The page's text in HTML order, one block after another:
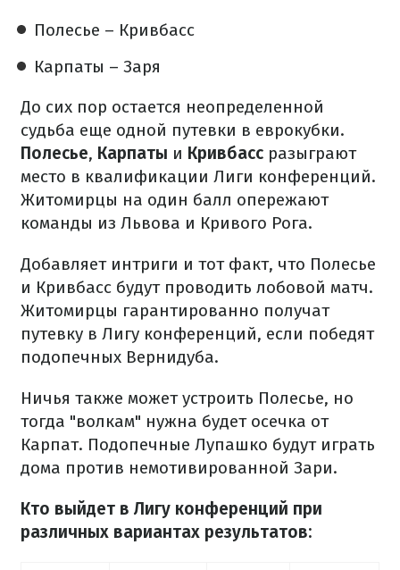
Полесье – Кривбасс
Карпаты – Заря
До сих пор остается неопределенной
судьба еще одной путевки в еврокубки.
Полесье, Карпаты и Кривбасс разыграют
место в квалификации Лиги конференций.
Житомирцы на один балл опережают
команды из Львова и Кривого Рога.
Добавляет интриги и тот факт, что Полесье
и Кривбасс будут проводить лобовой матч.
Житомирцы гарантированно получат
путевку в Лигу конференций, если победят
подопечных Вернидуба.
Ничья также может устроить Полесье, но
тогда "волкам" нужна будет осечка от
Карпат. Подопечные Лупашко будут играть
дома против немотивированной Зари.
Кто выйдет в Лигу конференций при
различных вариантах результатов: